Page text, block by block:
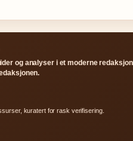
og analyser i et moderne
kuratert for rask verifisering.